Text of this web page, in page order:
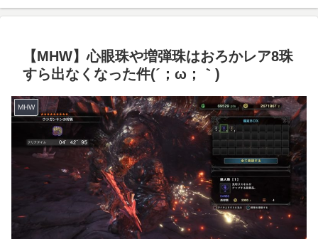
【MHW】心眼珠や増弾珠はおろかレア8珠
すら出なくなった件(´；ω；｀)
MHW